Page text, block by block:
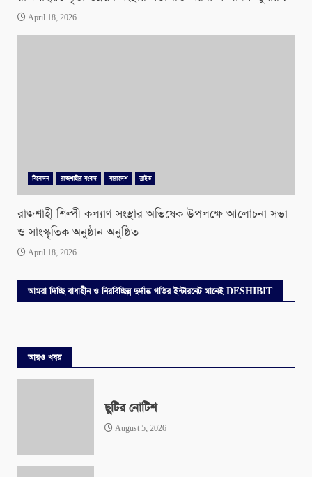
April 18, 2026
বিনোদন রাজশাহীর সংবাদ সারাদেশ স্লাইড
রাজশাহী শিল্পী কল্যাণ সংস্থার অভিষেক উপলক্ষে আলোচনা সভা
ও সাংস্কৃতিক অনুষ্ঠান অনুষ্ঠিত
April 18, 2026
আমরা দিচ্ছি বাধাহীন ও নিরবিচ্ছিন্ন দুর্দান্ত গতির ইন্টারনেট মানেই DESHIBIT
আরও খবর
ছুটির নোটিশ
August 5, 2026